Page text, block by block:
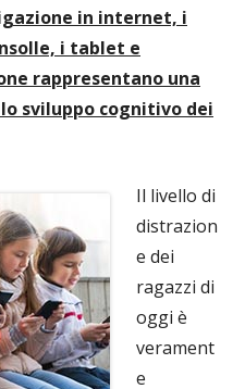
in internet, i
i tablet e
rappresentano una
sviluppo cognitivo dei
Il livello di
distrazion
e dei
ragazzi di
oggi è
verament
e